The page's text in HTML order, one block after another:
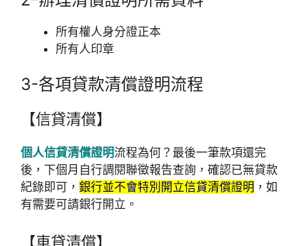
所有權人身分證正本
所有人印章
3-各項貸款清償證明流程
【信貸清償】
個人信貸清償證明流程為何？最後一筆款項還完
後，下個月自行調閱聯徵報告查詢，確認已無貸款
紀錄即可， 銀行並不會特別開立信貸清償證明 ，如
有需要可請銀行開立。
【車貸清償】